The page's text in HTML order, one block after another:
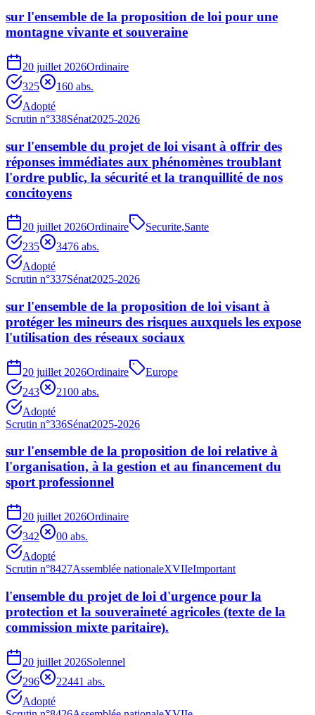
sur l'ensemble de la proposition de loi pour une
montagne vivante et souveraine
20 juillet 2026Ordinaire
325
160 abs.
Adopté
Scrutin n°338Sénat2025-2026
sur l'ensemble du projet de loi visant à offrir des
réponses immédiates aux phénomènes troublant
l'ordre public, la sécurité et la tranquillité de nos
concitoyens
20 juillet 2026Ordinaire Securite,Sante
235
3476 abs.
Adopté
Scrutin n°337Sénat2025-2026
sur l'ensemble de la proposition de loi visant à
protéger les mineurs des risques auxquels les expose
l'utilisation des réseaux sociaux
20 juillet 2026Ordinaire
Europe
243
2100 abs.
Adopté
Scrutin n°336Sénat2025-2026
sur l'ensemble de la proposition de loi relative à
l'organisation, à la gestion et au financement du
sport professionnel
20 juillet 2026Ordinaire
342
00 abs.
Adopté
Scrutin n°8427Assemblée nationaleXVIIeImportant
l'ensemble du projet de loi d'urgence pour la
protection et la souveraineté agricoles (texte de la
commission mixte paritaire).
20 juillet 2026Solennel
296
22441 abs.
Adopté